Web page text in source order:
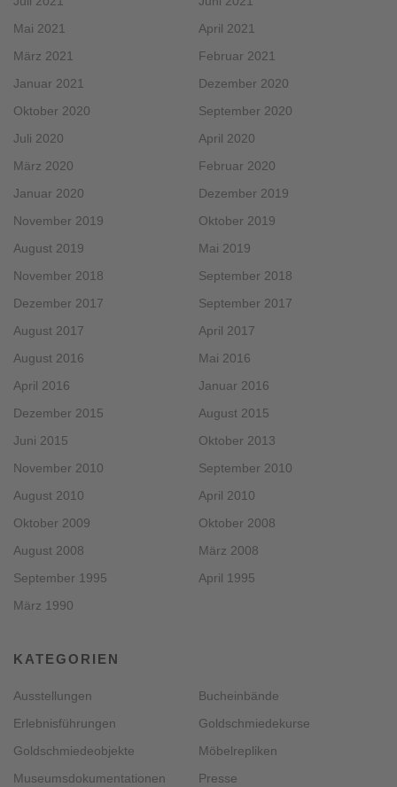
Mai 2021
April 2021
März 2021
Februar 2021
Januar 2021
Dezember 2020
Oktober 2020
September 2020
Juli 2020
April 2020
März 2020
Februar 2020
Januar 2020
Dezember 2019
November 2019
Oktober 2019
August 2019
Mai 2019
November 2018
September 2018
Dezember 2017
September 2017
August 2017
April 2017
August 2016
Mai 2016
April 2016
Januar 2016
Dezember 2015
August 2015
Juni 2015
Oktober 2013
November 2010
September 2010
August 2010
April 2010
Oktober 2009
Oktober 2008
August 2008
März 2008
September 1995
April 1995
März 1990
KATEGORIEN
Ausstellungen
Bucheinbände
Erlebnisführungen
Goldschmiedekurse
Goldschmiedeobjekte
Möbelrepliken
Museumsdokumentationen
Presse